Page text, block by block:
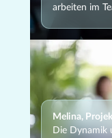
arbeiten im
Melina,
Die Dynamik